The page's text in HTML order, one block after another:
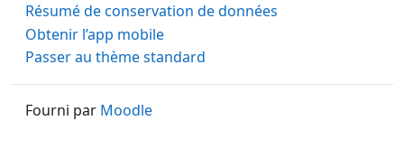
Résumé de conservation de données
Obtenir l’app mobile
Passer au thème standard
Fourni par Moodle